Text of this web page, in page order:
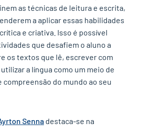
as técnicas de leitura e escrita,
a aplicar essas habilidades
e criativa. Isso é possível
que desafiem o aluno a
os textos que lê, escrever com
a língua como um meio de
compreensão do mundo ao seu
Senna destaca-se na